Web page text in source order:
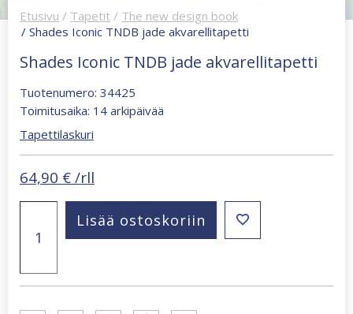
Etusivu / Tapetit / The new design book
/ Shades Iconic TNDB jade akvarellitapetti
Shades Iconic TNDB jade akvarellitapetti
Tuotenumero: 34425
Toimitusaika: 14 arkipäivää
Tapettilaskuri
64,90 € /rll
TNDB
akvarellitapetti
määrä
Lisää ostoskoriin